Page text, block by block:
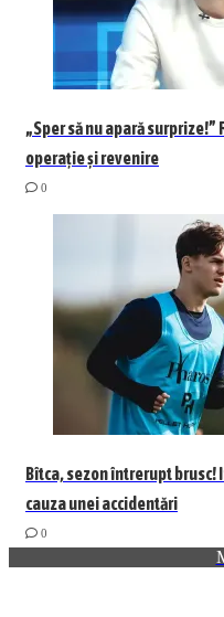
„Sper să nu apară
operație și revenire
0
Bîtca, sezon întrerupt
cauza unei accidentări
0